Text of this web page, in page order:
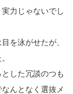
力じゃないでし
を泳がせたが、
した冗談のつも
んとなく選抜メ